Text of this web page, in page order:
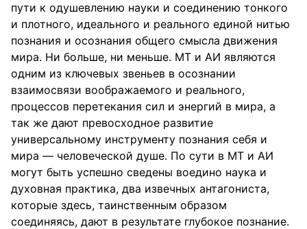
пути к одушевлению науки и соединению тонкого
и плотного, идеального и реального единой нитью
познания и осознания общего смысла движения
мира. Ни больше, ни меньше. МТ и АИ являются
одним из ключевых звеньев в осознании
взаимосвязи воображаемого и реального,
процессов перетекания сил и энергий в мира, а
так же дают превосходное развитие
универсальному инструменту познания себя и
мира — человеческой душе. По сути в МТ и АИ
могут быть успешно сведены воедино наука и
духовная практика, два извечных антагониста,
которые здесь, таинственным образом
соединяясь, дают в результате глубокое познание.